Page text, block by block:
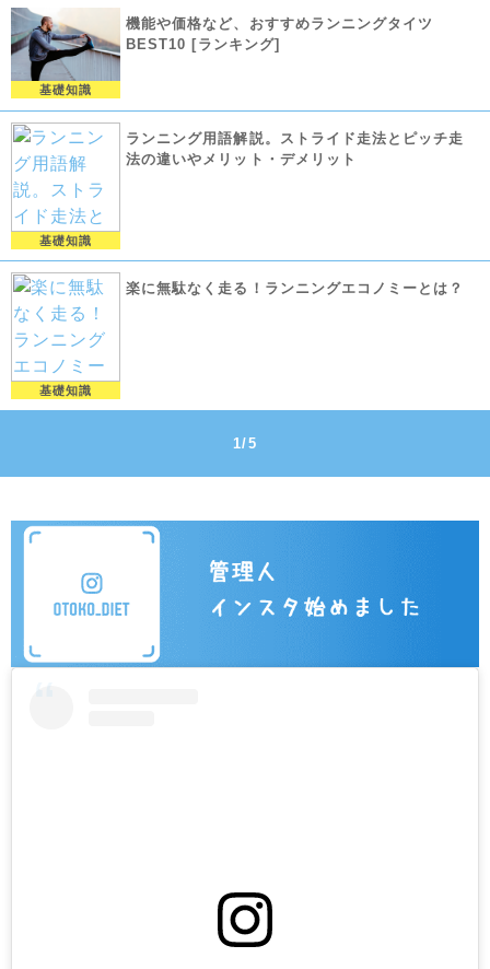
基礎知識
機能や価格など、おすすめランニングタイツ
BEST10 [ランキング]
基礎知識
ランニング用語解説。ストライド走法とピッチ走
法の違いやメリット・デメリット
基礎知識
楽に無駄なく走る！ランニングエコノミーとは？
1/5